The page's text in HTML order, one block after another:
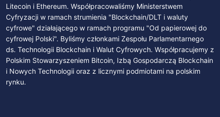
Litecoin i Ethereum. Współpracowaliśmy Ministerstwem
Cyfryzacji w ramach strumienia "Blockchain/DLT i waluty
cyfrowe" działającego w ramach programu "Od papierowej do
cyfrowej Polski". Byliśmy członkami Zespołu Parlamentarnego
ds. Technologii Blockchain i Walut Cyfrowych. Współpracujemy z
Polskim Stowarzyszeniem Bitcoin, Izbą Gospodarczą Blockchain
i Nowych Technologii oraz z licznymi podmiotami na polskim
rynku.